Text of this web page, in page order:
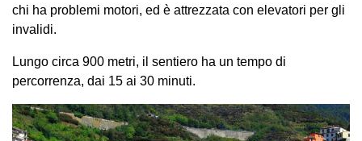
chi ha problemi motori, ed è attrezzata con elevatori per gli
invalidi.
Lungo circa 900 metri, il sentiero ha un tempo di
percorrenza, dai 15 ai 30 minuti.